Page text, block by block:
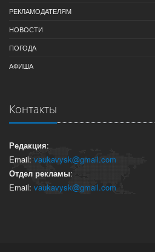
РЕКЛАМОДАТЕЛЯМ
НОВОСТИ
ПОГОДА
АФИША
Контакты
Редакция:
Email: vaukavysk@gmail.com
Отдел рекламы:
Email: vaukavysk@gmail.com